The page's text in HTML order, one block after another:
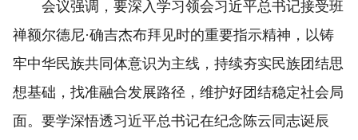
会议强调，要深入学习领会习近平总书记接受班
禅额尔德尼·确吉杰布拜见时的重要指示精神，以铸
牢中华民族共同体意识为主线，持续夯实民族团结思
想基础，找准融合发展路径，维护好团结稳定社会局
面。要学深悟透习近平总书记在纪念陈云同志诞辰